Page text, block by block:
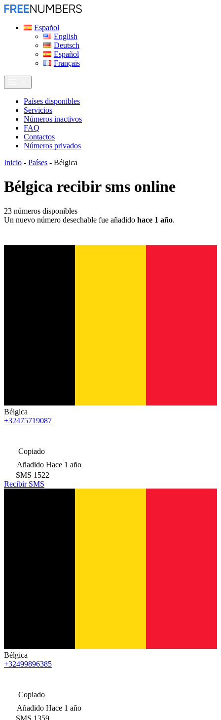
Español
English
Deutsch
Español
Français
Países disponibles
Servicios
Números inactivos
FAQ
Contactos
Números privados
Inicio - Países - Bélgica
Bélgica recibir sms online
23 números disponibles
Un nuevo número desechable fue añadido hace 1 año.
Bélgica
+32475719087
Copiado
Añadido Hace 1 año
SMS 1522
Recibir SMS
Bélgica
+32499896385
Copiado
Añadido Hace 1 año
SMS 1359